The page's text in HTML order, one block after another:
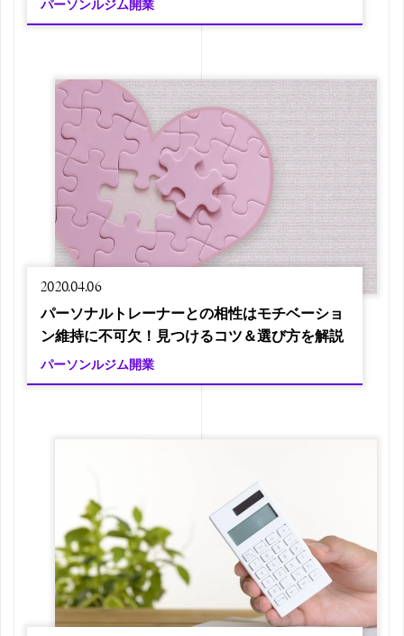
パーソンルジム開業
2020.04.06
パーソナルトレーナーとの相性はモチベーショ
ン維持に不可欠！見つけるコツ＆選び方を解説
パーソンルジム開業